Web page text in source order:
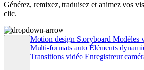
Générez, remixez, traduisez et animez vos
clic.
Motion design Storyboard Modèles
Multi-formats auto Éléments
Transitions vidéo Enregistreur